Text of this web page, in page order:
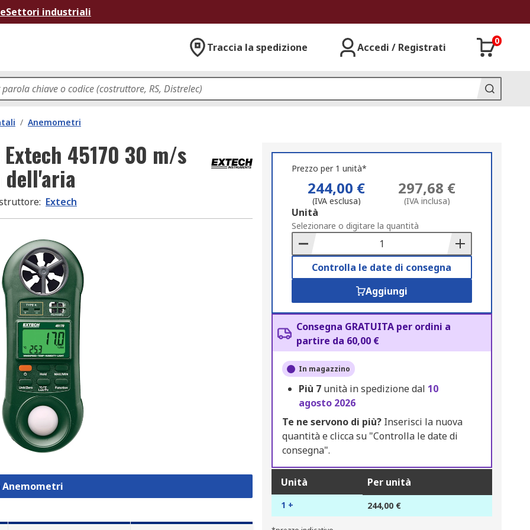
Settori industriali
Traccia la spedizione Accedi / Registrati
0
/ Anemometri
45170 30 m/s
: Extech
Anemometri
Prezzo per 1 unità*
244,00 €
(IVA esclusa)
297,68 €
(IVA inclusa)
Add
to
Basket
Unità
Selezionare o digitare la quantità
Controlla le date di consegna
Aggiungi
Consegna GRATUITA per ordini a
partire da 60,00 €
In magazzino
Più 7 unità in spedizione dal 10
agosto 2026
Te ne servono di più?Inserisci la nuova
quantità e clicca su "Controlla le date di
consegna".
Unità Per unità
1 + 244,00 €